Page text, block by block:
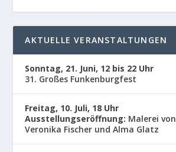
AKTUELLE VERANSTALTUNGEN
Sonntag, 21. Juni, 12 bis 22 Uhr
31. Großes Funkenburgfest
Freitag, 10. Juli, 18 Uhr
Ausstellungseröffnung: Malerei von
Veronika Fischer und Alma Glatz